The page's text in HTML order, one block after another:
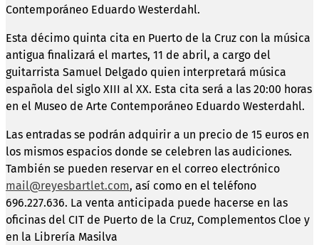
Contemporáneo Eduardo Westerdahl.
Esta décimo quinta cita en Puerto de la Cruz con la música
antigua finalizará el martes, 11 de abril, a cargo del
guitarrista Samuel Delgado quien interpretará música
española del siglo XIII al XX. Esta cita será a las 20:00 horas
en el Museo de Arte Contemporáneo Eduardo Westerdahl.
Las entradas se podrán adquirir a un precio de 15 euros en
los mismos espacios donde se celebren las audiciones.
También se pueden reservar en el correo electrónico
mail@reyesbartlet.com, así como en el teléfono
696.227.636. La venta anticipada puede hacerse en las
oficinas del CIT de Puerto de la Cruz, Complementos Cloe y
en la Librería Masilva